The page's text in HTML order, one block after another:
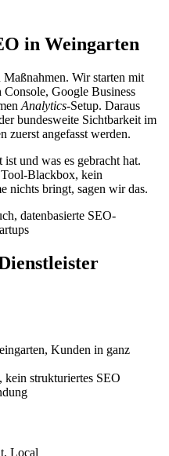
in Weingarten
Wir starten mit
Console, Google Business
Analytics-Setup. Daraus
bundesweite Sichtbarkeit im
zuerst angefasst werden.
ist und was es gebracht hat.
Blackbox, kein
nichts bringt, sagen wir das.
Kunden in ganz
kein strukturiertes SEO
Local